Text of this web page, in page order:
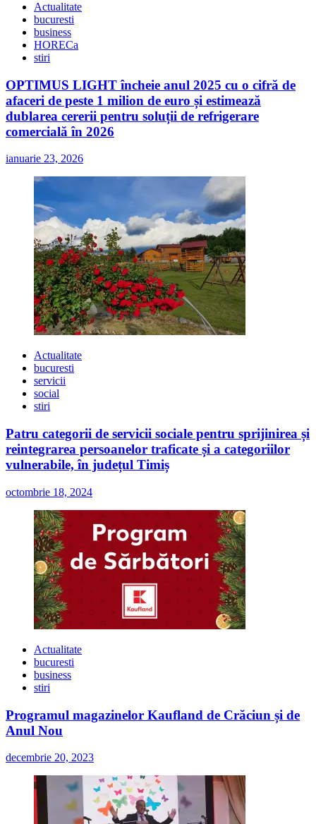
Actualitate
bucuresti
business
HORECa
stiri
OPTIMUS LIGHT încheie anul 2025 cu o cifră de
afaceri de peste 1 milion de euro și estimează
dublarea cererii pentru soluții de refrigerare
comercială în 2026
ianuarie 23, 2026
Actualitate
bucuresti
servicii
social
stiri
Patru categorii de servicii sociale pentru sprijinirea și
reintegrarea persoanelor traficate și a categoriilor
vulnerabile, în județul Timiș
octombrie 18, 2024
Actualitate
bucuresti
business
stiri
Programul magazinelor Kaufland de Crăciun și de
Anul Nou
decembrie 20, 2023